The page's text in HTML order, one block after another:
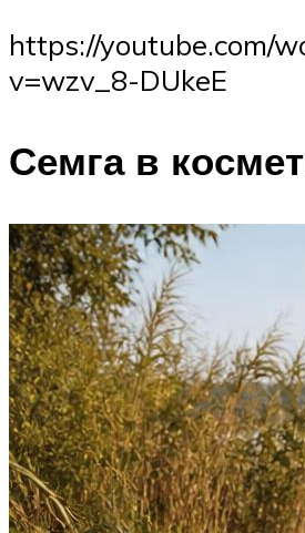
https://youtube.com/
v=wzv_8-DUkeE
Семга в